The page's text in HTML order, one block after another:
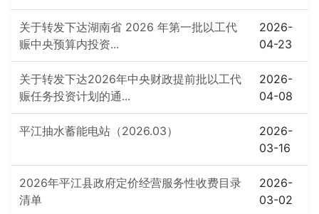
关于转发下达湖南省 2026 年第一批以工代
赈中央预算内投资...
2026-
04-23
关于转发下达2026年中央财政提前批以工代
赈任务投资计划的通...
2026-
04-08
平江抽水蓄能电站（2026.03）
2026-
03-16
2026年平江县政府定价经营服务性收费目录
清单
2026-
03-02